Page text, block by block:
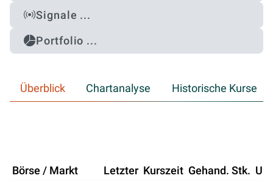
Signale ...
Portfolio ...
Überblick Chartanalyse Historische Kurse
Börse / Markt Letzter Kurszeit Gehand. Stk.